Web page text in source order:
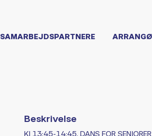
SAMARBEJDSPARTNERE
Beskrivelse
Kl 13:45-14:45. DANS FOR